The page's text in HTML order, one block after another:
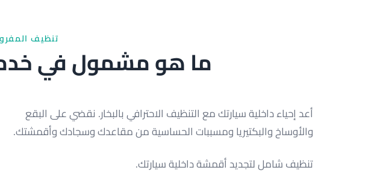
تنظيف
ما هو مشمول في
أعد إحياء داخلية سيارتك مع التنظيف الاحترافي بالبخار. نقضي على البقع
والأوساخ والبكتيريا ومسببات الحساسية من مقاعدك وسجادك وأقمشتك.
تنظيف شامل لتجديد أقمشة داخلية سيارتك.